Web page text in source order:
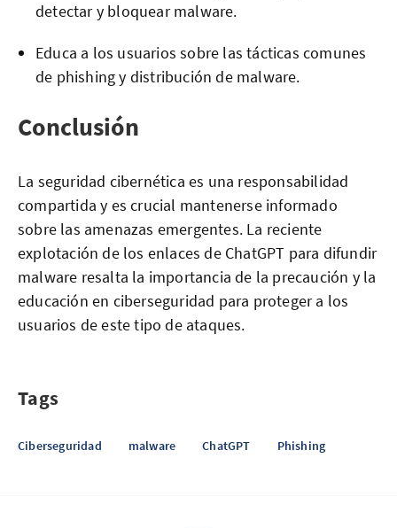
detectar y bloquear malware.
Educa a los usuarios sobre las tácticas comunes
de phishing y distribución de malware.
Conclusión
La seguridad cibernética es una responsabilidad
compartida y es crucial mantenerse informado
sobre las amenazas emergentes. La reciente
explotación de los enlaces de ChatGPT para difundir
malware resalta la importancia de la precaución y la
educación en ciberseguridad para proteger a los
usuarios de este tipo de ataques.
Tags
Ciberseguridad malware ChatGPT Phishing